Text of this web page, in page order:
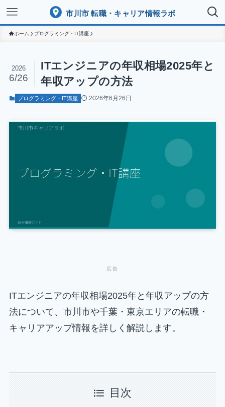
市川市 転職・キャリア情報ラボ
ホーム プログラミング・IT講座
ITエンジニアの年収相場2025年と
年収アップの方法
2026
6/26
プログラミング・IT講座 2026年6月26日
ITエンジニアの年収相場2025年と年収アップの方
法について、市川市や千葉・東京エリアの転職・
キャリアアップ情報を詳しく解説します。
目次